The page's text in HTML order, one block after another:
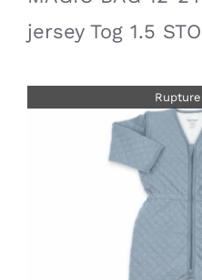
jersey Tog 1.5